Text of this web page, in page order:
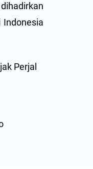
Perjal